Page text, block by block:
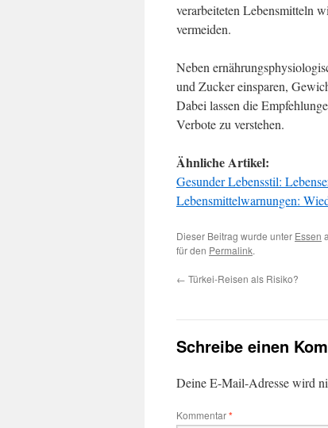
verarbeiteten Lebensmitteln
vermeiden.
Neben
und Zucker einsparen,
Dabei lassen die
Verbote zu verstehen.
Ähnliche Artikel:
Gesunder Lebensstil:
Lebensmittelwarnungen:
Dieser Beitrag wurde unter Essen
für den Permalink.
← Türkei-Reisen als Risiko?
Schreibe einen
Deine E-Mail-Adresse wird
Kommentar*